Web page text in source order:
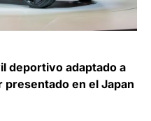
deportivo adaptado a
presentado en el Japan